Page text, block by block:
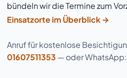
bündeln wir die Termine zum
Einsatzorte im Überblick →
Anruf für kostenlose
01607511353 — oder WhatsApp: